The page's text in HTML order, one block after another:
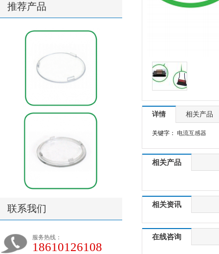
推荐产品
联系我们
服务热线：
18610126108
详情 相关产品
关键字： 电流互感器
相关产品
相关资讯
在线咨询